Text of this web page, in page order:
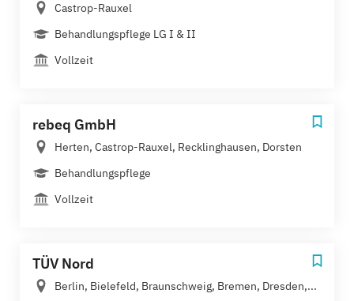
Castrop-Rauxel
Behandlungspflege LG I & II
Vollzeit
rebeq GmbH
Herten, Castrop-Rauxel, Recklinghausen, Dorsten
Behandlungspflege
Vollzeit
TÜV Nord
Berlin, Bielefeld, Braunschweig, Bremen, Dresden,...